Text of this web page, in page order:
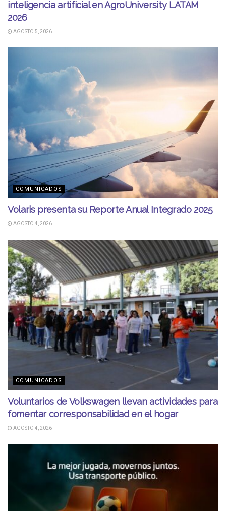
inteligencia artificial en AgroUniversity LATAM
2026
AGOSTO 5, 2026
COMUNICADOS
Volaris presenta su Reporte Anual Integrado 2025
AGOSTO 4, 2026
COMUNICADOS
Voluntarios de Volkswagen llevan actividades para
fomentar corresponsabilidad en el hogar
AGOSTO 4, 2026